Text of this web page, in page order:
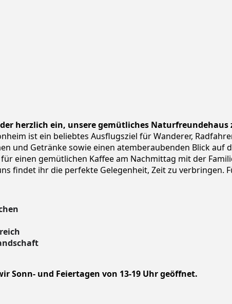
herzlich ein, unsere gemütliches Naturfreundehaus
ist ein beliebtes Ausflugsziel für Wanderer,
und Getränke sowie einen atemberaubenden Blick
einen gemütlichen Kaffee am Nachmittag mit der
findet ihr die perfekte Gelegenheit, Zeit zu verbringen.
Sonn- und Feiertagen von 13-19 Uhr geöffnet.